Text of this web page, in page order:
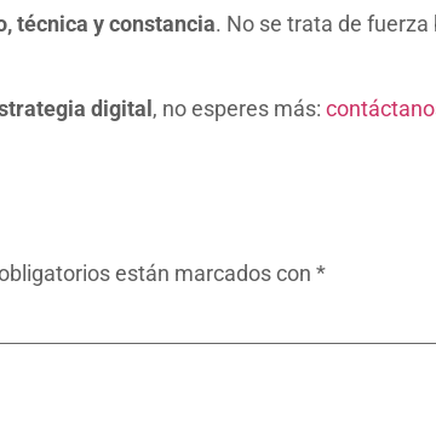
técnica y constancia. No se trata de
digital , no esperes más:
están marcados con *